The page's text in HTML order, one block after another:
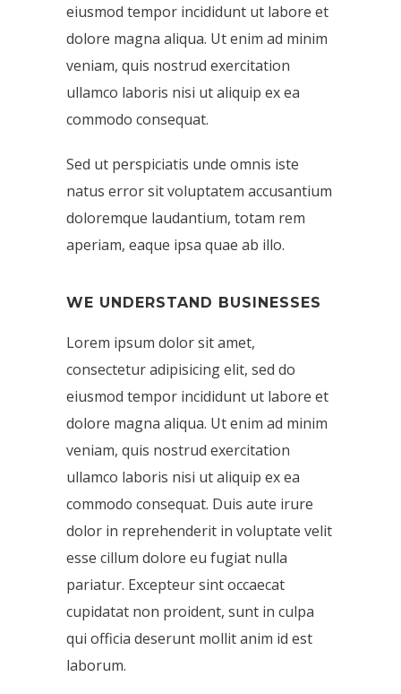
eiusmod tempor incididunt ut labore et
dolore magna aliqua. Ut enim ad minim
veniam, quis nostrud exercitation
ullamco laboris nisi ut aliquip ex ea
commodo consequat.
Sed ut perspiciatis unde omnis iste
natus error sit voluptatem accusantium
doloremque laudantium, totam rem
aperiam, eaque ipsa quae ab illo.
WE UNDERSTAND BUSINESSES
Lorem ipsum dolor sit amet,
consectetur adipisicing elit, sed do
eiusmod tempor incididunt ut labore et
dolore magna aliqua. Ut enim ad minim
veniam, quis nostrud exercitation
ullamco laboris nisi ut aliquip ex ea
commodo consequat. Duis aute irure
dolor in reprehenderit in voluptate velit
esse cillum dolore eu fugiat nulla
pariatur. Excepteur sint occaecat
cupidatat non proident, sunt in culpa
qui officia deserunt mollit anim id est
laborum.